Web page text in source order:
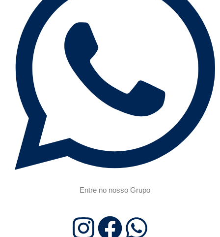
Entre no nosso Grupo